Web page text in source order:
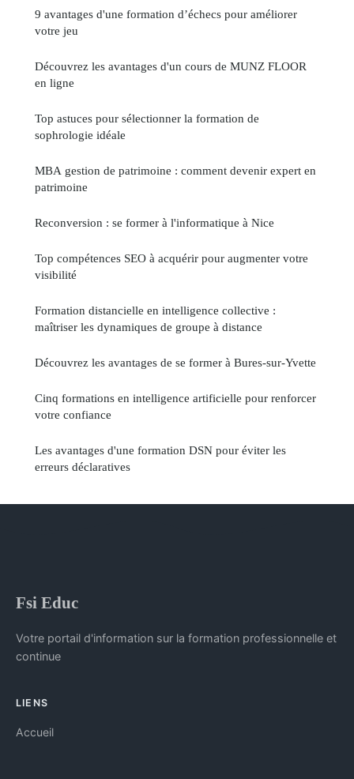
9 avantages d'une formation d’échecs pour améliorer
votre jeu
Découvrez les avantages d'un cours de MUNZ FLOOR
en ligne
Top astuces pour sélectionner la formation de
sophrologie idéale
MBA gestion de patrimoine : comment devenir expert en
patrimoine
Reconversion : se former à l'informatique à Nice
Top compétences SEO à acquérir pour augmenter votre
visibilité
Formation distancielle en intelligence collective :
maîtriser les dynamiques de groupe à distance
Découvrez les avantages de se former à Bures-sur-Yvette
Cinq formations en intelligence artificielle pour renforcer
votre confiance
Les avantages d'une formation DSN pour éviter les
erreurs déclaratives
Fsi Educ
Votre portail d'information sur la formation professionnelle et
continue
LIENS
Accueil